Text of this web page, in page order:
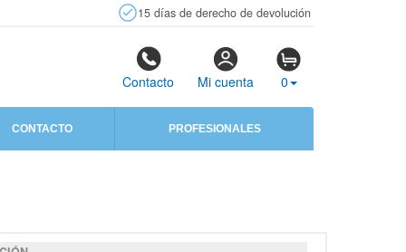
15 días de derecho de devolución
Contacto Mi cuenta 0
CONTACTO PROFESIONALES